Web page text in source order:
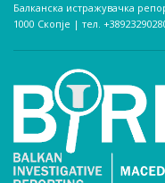
Балканска истражувачка
1000 Скопје | тел.